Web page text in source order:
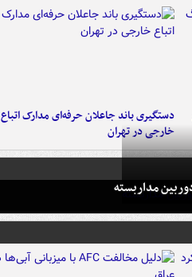
دستگیری باند جاعلان حرفه‌ای مدارک اتباع
خارجی در تهران